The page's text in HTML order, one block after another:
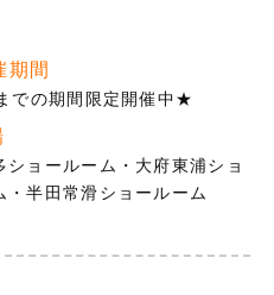
期間
での期間限定開催中★
ショールーム・大府東浦ショ
・半田常滑ショールーム